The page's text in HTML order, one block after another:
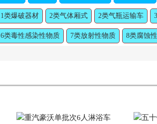
1类爆破器材 2类气体厢式 2类气瓶运输车
6类毒性感染性物质 7类放射性物质 8类腐蚀